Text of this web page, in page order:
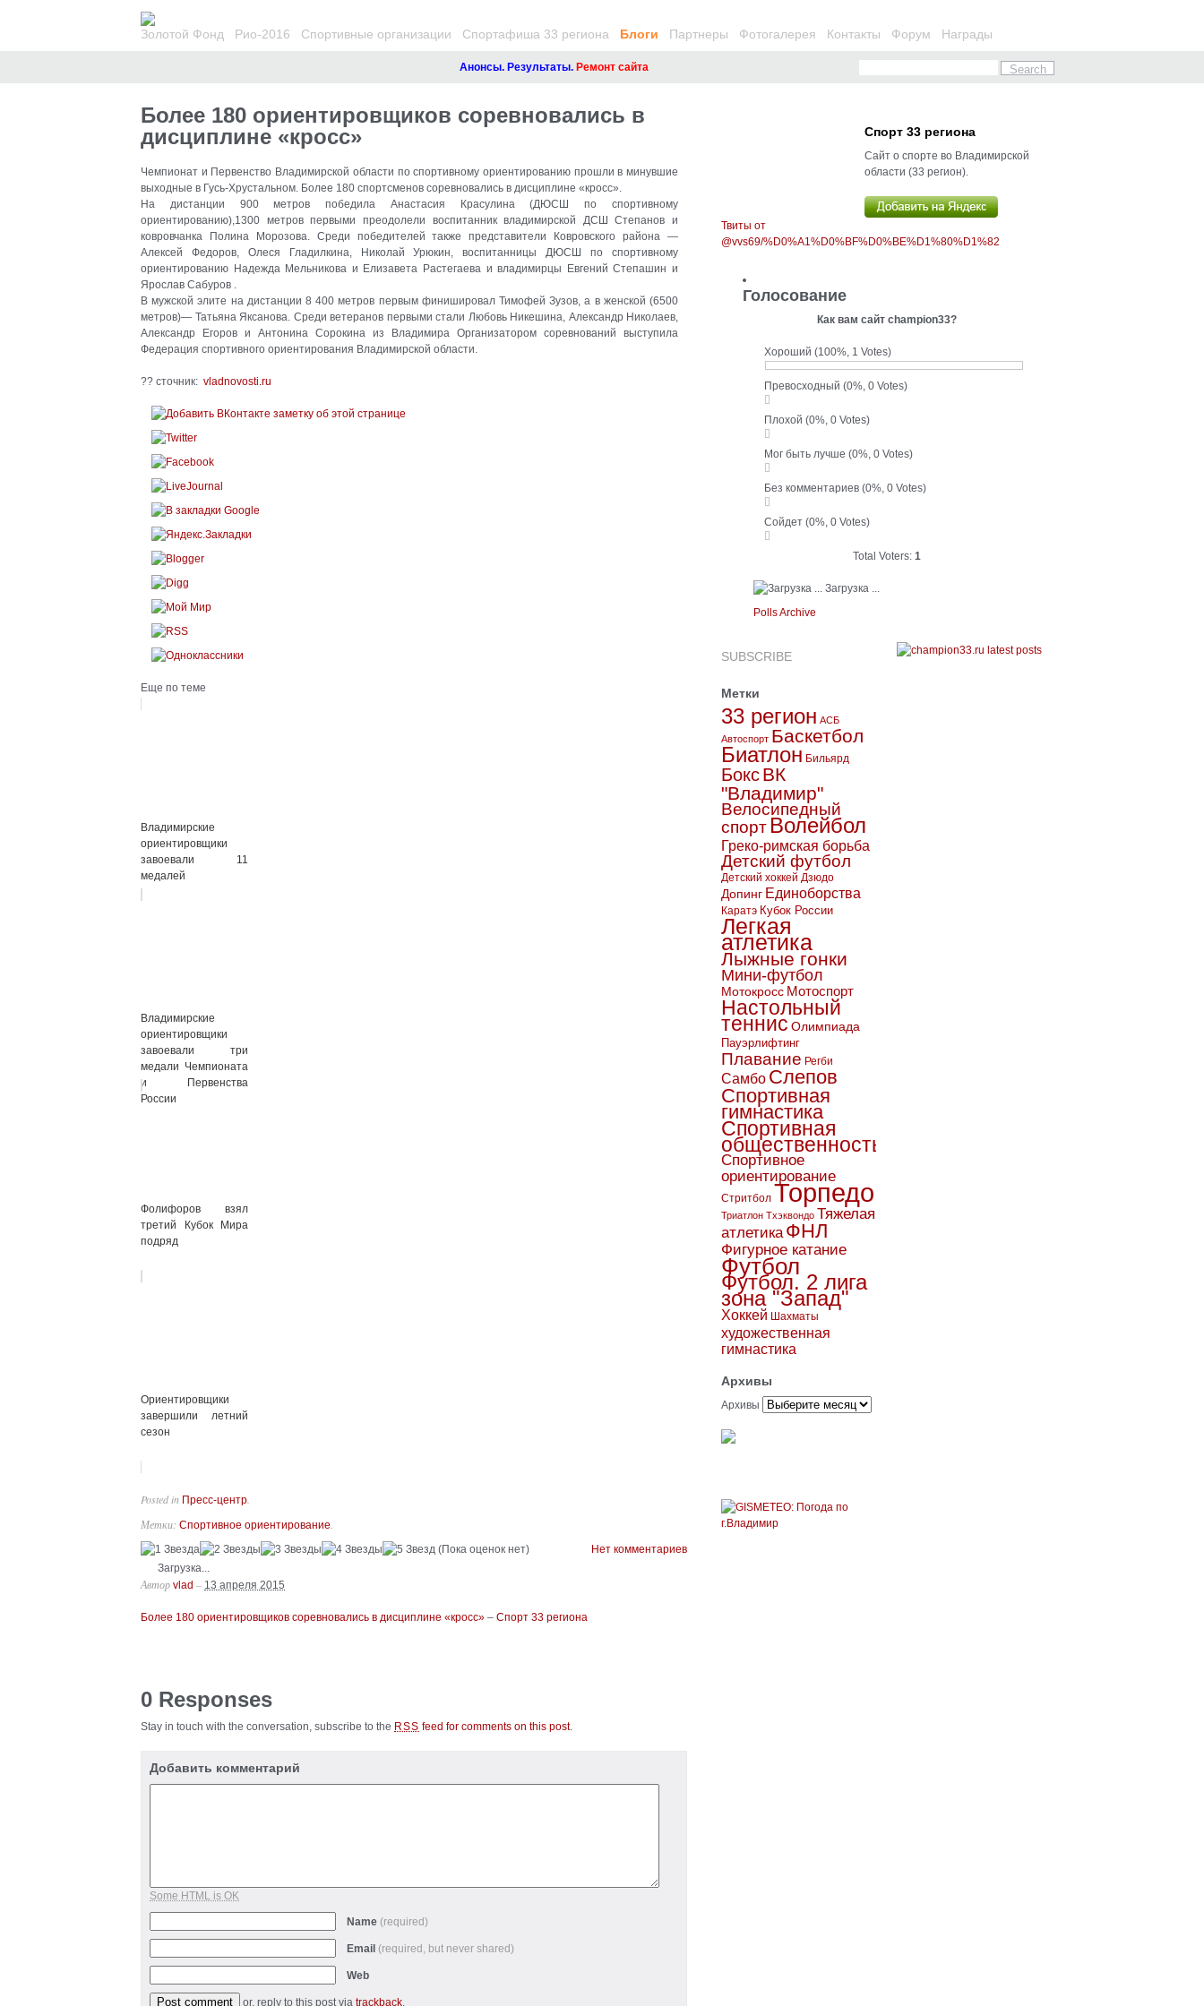
Золотой Фонд Рио-2016 Спортивные организации Спортафиша 33 региона Блоги Партнеры Фотогалерея Контакты Форум Награды
Анонсы. Результаты.Ремонт сайта
Более 180 ориентировщиков соревновались в
дисциплине «кросс»
Чемпионат и Первенство Владимирской области по спортивному ориентированию прошли в минувшие
выходные в Гусь-Хрустальном. Более 180 спортсменов соревновались в дисциплине «кросс».
На дистанции 900 метров победила Анастасия Красулина (ДЮСШ по спортивному
ориентированию),1300 метров первыми преодолели воспитанник владимирской ДСШ Степанов и
ковровчанка Полина Морозова. Среди победителей также представители Ковровского района —
Алексей Федоров, Олеся Гладилкина, Николай Урюкин, воспитанницы ДЮСШ по спортивному
ориентированию Надежда Мельникова и Елизавета Растегаева и владимирцы Евгений Степашин и
Ярослав Сабуров .
В мужской элите на дистанции 8 400 метров первым финишировал Тимофей Зузов, а в женской (6500
метров)— Татьяна Яксанова. Среди ветеранов первыми стали Любовь Никешина, Александр Николаев,
Александр Егоров и Антонина Сорокина из Владимира Организатором соревнований выступила
Федерация спортивного ориентирования Владимирской области.
?? сточник: vladnovosti.ru
Еще по теме
Владимирские
ориентировщики
завоевали 11
медалей
Владимирские
ориентировщики
завоевали три
медали Чемпионата
и Первенства
России
Фолифоров взял
третий Кубок Мира
подряд
Ориентировщики
завершили летний
сезон
Posted in Пресс-центр
Метки: Спортивное ориентирование
Нет комментариев
(Пока оценок нет)
Загрузка...
Автор vlad – 13 апреля 2015
Более 180 ориентировщиков соревновались в дисциплине «кросс» – Спорт 33 региона
0 Responses
Stay in touch with the conversation, subscribe to the RSS feed for comments on this post.
Добавить комментарий
Some HTML is OK
Name (required)
Email (required, but never shared)
Web
or, reply to this post via trackback.
Спорт 33 региона
Сайт о спорте во Владимирской
области (33 регион).
Твиты от
@vvs69/%D0%A1%D0%BF%D0%BE%D1%80%D1%82
Голосование
Как вам сайт champion33?
Хороший (100%, 1 Votes)
Превосходный (0%, 0 Votes)
Плохой (0%, 0 Votes)
Мог быть лучше (0%, 0 Votes)
Без комментариев (0%, 0 Votes)
Сойдет (0%, 0 Votes)
Total Voters: 1
Загрузка ...
Polls Archive
SUBSCRIBE
Метки
33 регион АСБ
Автоспорт Баскетбол
Биатлон Бильярд
БоксВК
"Владимир"
Велосипедный
спорт Волейбол
Греко-римская борьба
Детский футбол
Детский хоккей Дзюдо
Допинг Единоборства
Каратэ Кубок России
Легкая
атлетика
Лыжные гонки
Мини-футбол
Мотокросс Мотоспорт
Настольный
теннис Олимпиада
Пауэрлифтинг
Плавание Регби
Самбо Слепов
Спортивная
гимнастика
Спортивная
общественность
Спортивное
ориентирование
Стритбол Торпедо
Триатлон Тхэквондо Тяжелая
атлетика ФНЛ
Фигурное катание
Футбол
Футбол. 2 лига
зона "Запад"
Хоккей Шахматы
художественная
гимнастика
Архивы
Архивы